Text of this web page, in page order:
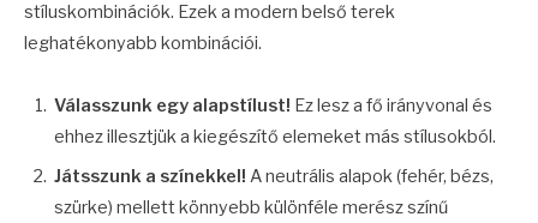
stíluskombinációk. Ezek a modern belső terek
leghatékonyabb kombinációi.
Válasszunk egy alapstílust! Ez lesz a fő irányvonal és
ehhez illesztjük a kiegészítő elemeket más stílusokból.
Játsszunk a színekkel! A neutrális alapok (fehér, bézs,
szürke) mellett könnyebb különféle merész színű